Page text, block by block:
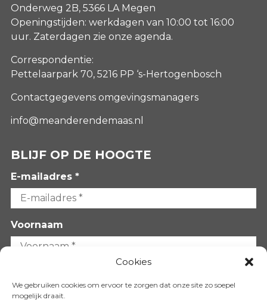
Cookies
We gebruiken cookies om ervoor te zorgen dat onze site zo soepel
mogelijk draait.
Onderweg 2B, 5366 LA Megen
Openingstijden: werkdagen van 10:00 tot 16:00
uur. Zaterdagen zie onze agenda.
Correspondentie:
Pettelaarpark 70, 5216 PP ‘s-Hertogenbosch
Contactgegevens omgevingsmanagers
info@meanderendemaas.nl
BLIJF OP DE HOOGTE
E-mailadres *
Voornaam